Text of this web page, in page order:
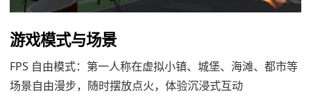
游戏模式与场景
FPS 自由模式：第一人称在虚拟小镇、城堡、海滩、都市等
场景自由漫步，随时摆放点火，体验沉浸式互动